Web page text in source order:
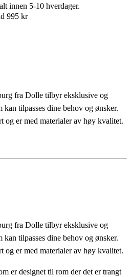
innen 5-10 hverdager.
995 kr
fra Dolle tilbyr eksklusive og
kan tilpasses dine behov og ønsker.
og er med materialer av høy kvalitet.
fra Dolle tilbyr eksklusive og
kan tilpasses dine behov og ønsker.
og er med materialer av høy kvalitet.
er designet til rom der det er trangt